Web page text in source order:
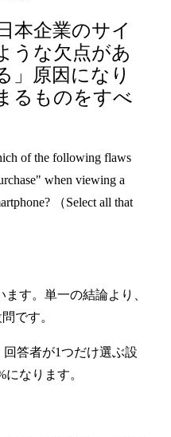
本企業のサイ
うな欠点があ
」原因になり
るものをすべ
of the following flaws
when viewing a
（Select all that
ます。単一の結論より、
です。
回答者が1つだけ選ぶ設
なります。